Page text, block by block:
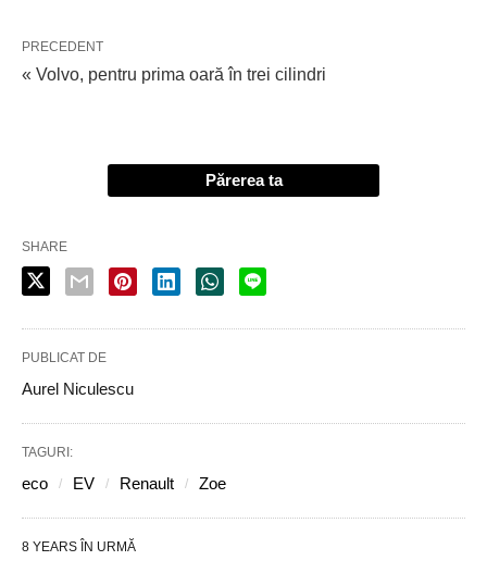
PRECEDENT
« Volvo, pentru prima oară în trei cilindri
Părerea ta
SHARE
PUBLICAT DE
Aurel Niculescu
TAGURI:
eco EV Renault Zoe
8 YEARS ÎN URMĂ